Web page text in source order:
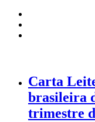
Carta
brasileira
trimestre